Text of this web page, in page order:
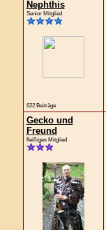
Nephthis
Senior Mitglied
622 Beiträge
Gecko und
Freund
fleißiges Mitglied